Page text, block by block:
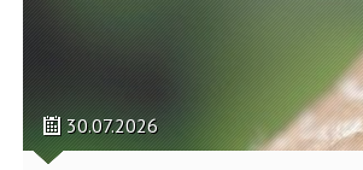
30.07.2026